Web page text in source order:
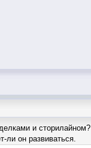
и сторилайном?
ли он развиваться.